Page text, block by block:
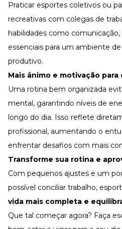
Praticar esportes coletivos ou
recreativas com colegas de
habilidades como
essenciais para um ambiente
produtivo.
Mais ânimo e motivação
Uma rotina bem organizada
mental, garantindo níveis de
longo do dia. Isso reflete
profissional, aumentando o
enfrentar desafios com mais
Transforme sua rotina e
Com pequenos ajustes e um
possível conciliar trabalho,
vida mais completa e
Que tal começar agora? Faça